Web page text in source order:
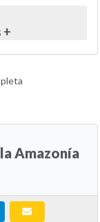
+
Amazonía